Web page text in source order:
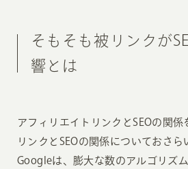
そもそも被リンクが
響とは
アフィリエイトリンクとSEOの関
リンクとSEOの関係についておさら
Googleは、膨大な数のアルゴリズ